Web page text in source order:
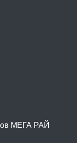
МЕГА РАЙ